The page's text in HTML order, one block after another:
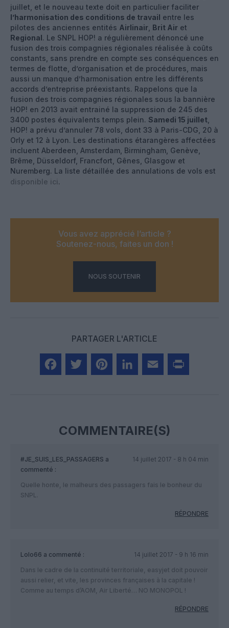
juillet, et le nouveau texte doit en particulier faciliter
l’harmonisation des conditions de travail entre les
pilotes des anciennes entités Airlinair Brit Air et
Regional. Le SNPL HOP! a régulièrement dénoncé une
fusion des trois compagnies régionales réalisée à coûts
constants, sans prendre en compte ses conséquences en
termes de flotte, d’organisation et de procédures, mais
aussi un manque d’harmonisation entre les différents
accords d’entreprise préexistants. Rappelons que la
fusion des trois compagnies régionales sous la bannière
HOP! en 2013 avait entrainé la suppression de 245 des
3400 postes équivalents temps plein. Samedi 15 juillet
HOP! a prévu d’annuler 78 vols, dont 33 à Paris-CDG, 20 à
Orly et 12 à Lyon. Les destinations étarangères affectées
incluent Aberdeen, Amsterdam, Birmingham, Genève,
Brême, Düsseldorf, Francfort, Gênes, Glasgow et
Nuremberg. La liste détaillée des annulations de vols est
disponible ici.
Vous avez apprécié l’article ?
Soutenez-nous, faites un don !
NOUS SOUTENIR
PARTAGER L'ARTICLE
COMMENTAIRE(S)
#JE_SUIS_LES_PASSAGERS a
commenté :
14 juillet 2017 - 8 h 04 min
Quelle honte, le malheurs des passagers fais le bonheur du
SNPL.
RÉPONDRE
Lolo66 a commenté :
14 juillet 2017 - 9 h 16 min
Dans le cadre de la continuité territoriale, easyjet doit pouvoir
aussi relier, et vite, les provinces françaises à la capitale !
Comme au temps d’AOM, Air Liberté… NO MONOPOL !
RÉPONDRE